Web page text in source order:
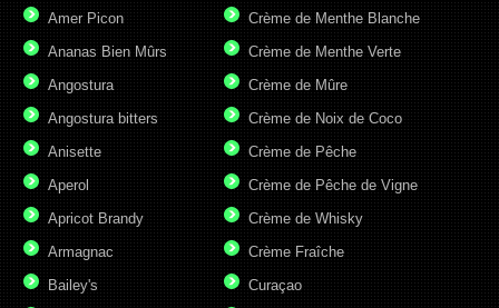
Amer Picon
Ananas Bien Mûrs
Angostura
Angostura bitters
Anisette
Aperol
Apricot Brandy
Armagnac
Bailey's
Crème de Menthe Blanche
Crème de Menthe Verte
Crème de Mûre
Crème de Noix de Coco
Crème de Pêche
Crème de Pêche de Vigne
Crème de Whisky
Crème Fraîche
Curaçao